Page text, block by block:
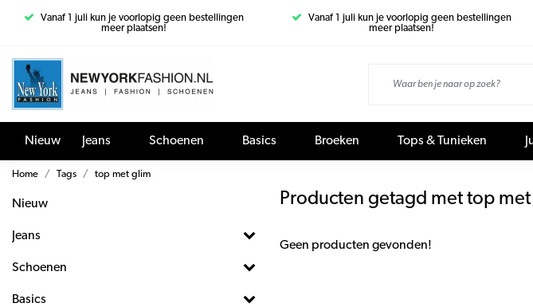
Vanaf 1 juli kun je voorlopig geen bestellingen
meer plaatsen!
Vanaf 1 juli kun je voorlopig geen bestellingen
meer plaatsen!
Nieuw Jeans Schoenen Basics Broeken Tops & Tunieken
Home Tags top met glim
Nieuw
Jeans
Schoenen
Basics
Producten getagd met top
Geen producten gevonden!